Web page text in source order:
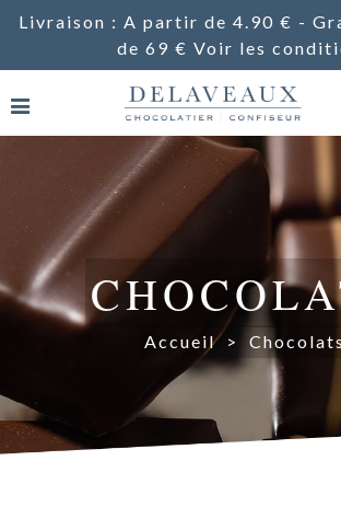
Livraison : A partir de 4.90 € -
de 69 € Voir les
Accueil > Chocolats